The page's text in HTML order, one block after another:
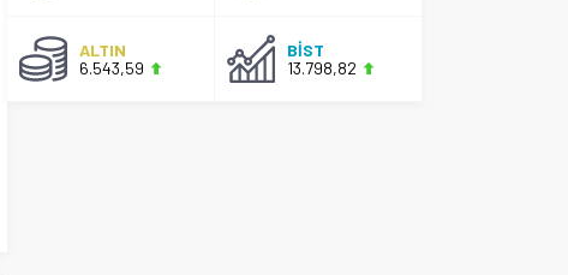
ALTIN
6.543,59
BİST
13.798,82